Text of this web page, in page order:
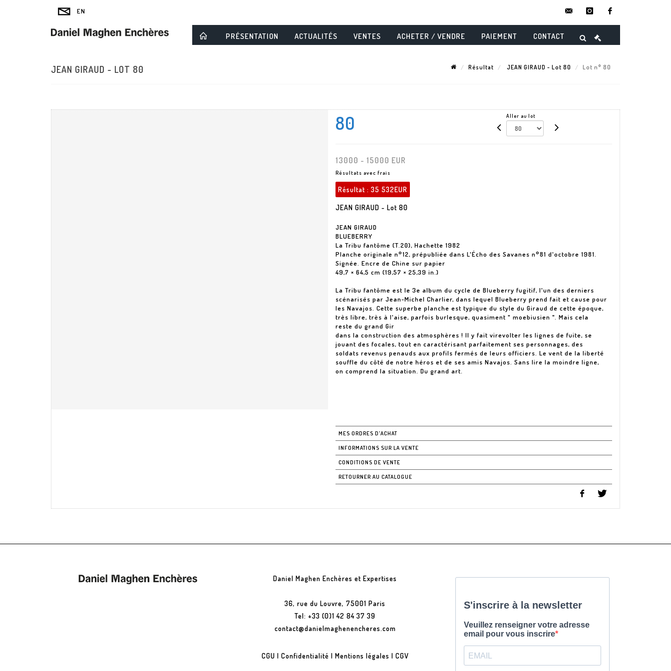
instagram
PRÉSENTATION ACTUALITÉS VENTES ACHETER / VENDRE PAIEMENT CONTACT
JEAN GIRAUD - LOT 80 Résultat JEAN GIRAUD - Lot 80 Lot n° 80
80 Aller au lot
13000 - 15000 EUR
Résultats avec frais
Résultat : 35 532EUR
JEAN GIRAUD - Lot 80
JEAN GIRAUD
BLUEBERRY
La Tribu fantôme (T.20), Hachette 1982
Planche originale n°12, prépubliée dans L'Écho des Savanes n°81 d'octobre 1981.
Signée. Encre de Chine sur papier
49,7 × 64,5 cm (19,57 × 25,39 in.)
La Tribu fantôme est le 3e album du cycle de Blueberry fugitif, l'un des derniers
scénarisés par Jean-Michel Charlier, dans lequel Blueberry prend fait et cause pour
les Navajos. Cette superbe planche est typique du style du Giraud de cette époque,
très libre, très à l'aise, parfois burlesque, quasiment " moebiusien ". Mais cela
reste du grand Gir
dans la construction des atmosphères ! Il y fait virevolter les lignes de fuite, se
jouant des focales, tout en caractérisant parfaitement ses personnages, des
soldats revenus penauds aux profils fermés de leurs officiers. Le vent de la liberté
souffle du côté de notre héros et de ses amis Navajos. Sans lire la moindre ligne,
on comprend la situation. Du grand art.
MES ORDRES D'ACHAT
INFORMATIONS SUR LA VENTE
CONDITIONS DE VENTE
RETOURNER AU CATALOGUE
Daniel Maghen Enchères et Expertises
36, rue du Louvre, 75001 Paris
Tel: +33 (0)1 42 84 37 39
contact@danielmaghenencheres.com
CGU | Confidentialité | Mentions légales | CGV